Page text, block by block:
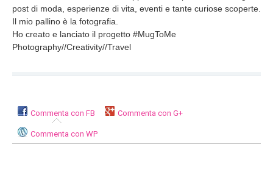
post di moda, esperienze di vita, eventi e tante curiose scoperte.
Il mio pallino è la fotografia.
Ho creato e lanciato il progetto #MugToMe
Photography//Creativity//Travel
Commenta con FB Commenta con G+
Commenta con WP